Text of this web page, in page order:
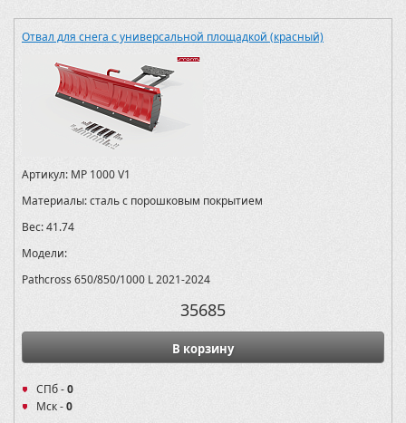
Отвал для снега с универсальной площадкой (красный)
Артикул: MP 1000 V1
Материалы:сталь с порошковым покрытием
Вес:41.74
Модели:
Pathcross 650/850/1000 L 2021-2024
35685
В корзину
СПб -0
Мск -0